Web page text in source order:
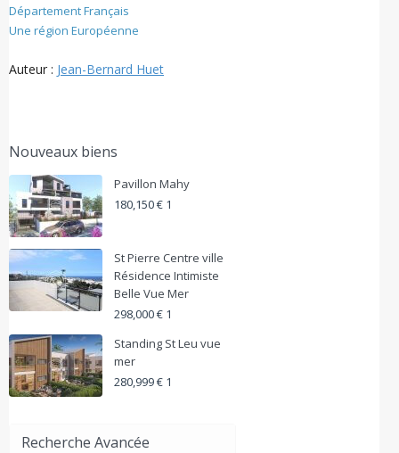
Département Français
Une région Européenne
Auteur : Jean-Bernard Huet
Nouveaux biens
Pavillon Mahy
180,150 € 1
St Pierre Centre ville
Résidence Intimiste
Belle Vue Mer
298,000 € 1
Standing St Leu vue
mer
280,999 € 1
Recherche Avancée